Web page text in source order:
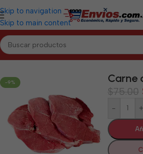
Skip to navigation
Skip to main content
Inicio/CIEGO DE ÁVILA/Cárnicos Ciego
-9% Carne
$75.00
- +